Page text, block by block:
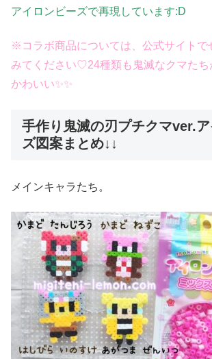
アイロンビーズで再現しています:D
※コラボ商品については、公式サイトで
みてください♡24種類も鬼滅なクマたち
かわいい✨✨
手作り鬼滅の刃プチクマver.
ズ図案まとめ↓↓
メインキャラたち。